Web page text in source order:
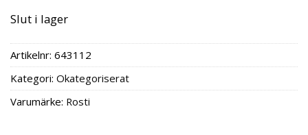
Slut i lager
Artikelnr: 643112
Kategori: Okategoriserat
Varumärke: Rosti